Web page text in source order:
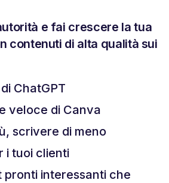
e fai crescere la tua
contenuti di alta qualità sui
ChatGPT
veloce di Canva
scrivere di meno
i tuoi clienti
pronti interessanti che